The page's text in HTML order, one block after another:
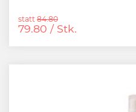
statt 84.80
79.80 / Stk.